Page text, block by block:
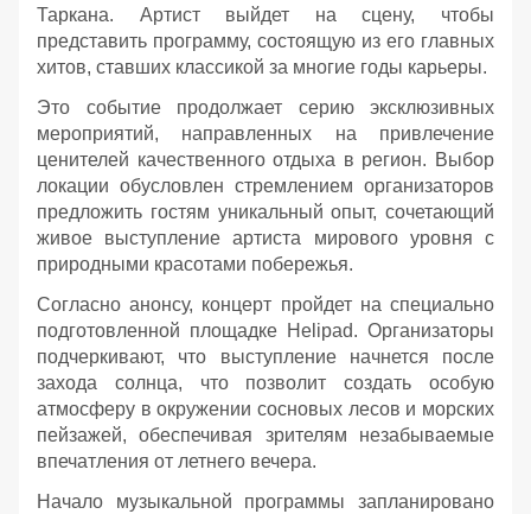
Таркана. Артист выйдет на сцену, чтобы
представить программу, состоящую из его главных
хитов, ставших классикой за многие годы карьеры.
Это событие продолжает серию эксклюзивных
мероприятий, направленных на привлечение
ценителей качественного отдыха в регион. Выбор
локации обусловлен стремлением организаторов
предложить гостям уникальный опыт, сочетающий
живое выступление артиста мирового уровня с
природными красотами побережья.
Согласно анонсу, концерт пройдет на специально
подготовленной площадке Helipad. Организаторы
подчеркивают, что выступление начнется после
захода солнца, что позволит создать особую
атмосферу в окружении сосновых лесов и морских
пейзажей, обеспечивая зрителям незабываемые
впечатления от летнего вечера.
Начало музыкальной программы запланировано